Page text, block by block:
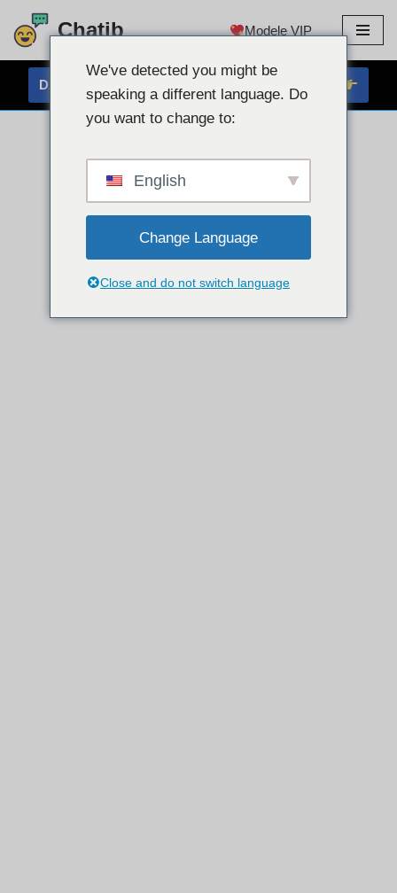
Przejdź
treści
Chatib Modele VIP
DARMOWY CZAT PRZEZ KAMĘ INTERNETOWĄ
We've detected you might be
speaking a different language. Do
you want to change to:
English
Change Language
Close and do not switch language